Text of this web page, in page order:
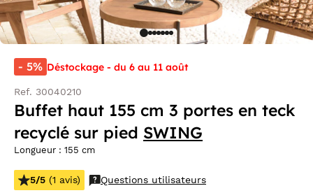
- 5% Déstockage - du 6 au 11 août
Ref. 30040210
Buffet haut 155 cm 3 portes en teck
recyclé sur pied SWING
Longueur : 155 cm
5/5 (1 avis) Questions utilisateurs